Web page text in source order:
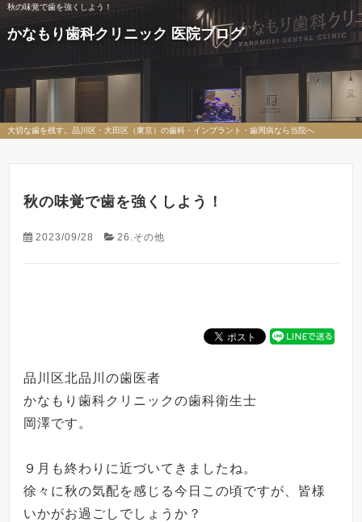
秋の味覚で歯を強くしよう！
かなもり歯科クリニック 医院ブログ
大切な歯を残す。品川区・大田区（東京）の歯科・インプラント・歯周病なら当院へ
秋の味覚で歯を強くしよう！
2023/09/28 26.その他
品川区北品川の歯医者
かなもり歯科クリニックの歯科衛生士
岡澤です。
９月も終わりに近づいてきましたね。
徐々に秋の気配を感じる今日この頃ですが、皆様
いかがお過ごしでしょうか？